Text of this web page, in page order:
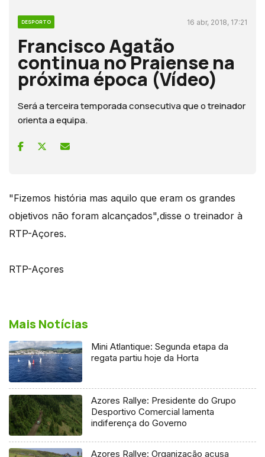
DESPORTO 16 abr, 2018, 17:21
Francisco Agatão
continua no Praiense na
próxima época (Vídeo)
Será a terceira temporada consecutiva que o treinador
orienta a equipa.
"Fizemos história mas aquilo que eram os grandes
objetivos não foram alcançados",disse o treinador à
RTP-Açores.
RTP-Açores
Mais Notícias
Mini Atlantique: Segunda etapa da
regata partiu hoje da Horta
Azores Rallye: Presidente do Grupo
Desportivo Comercial lamenta
indiferença do Governo
Azores Rallye: Organização acusa